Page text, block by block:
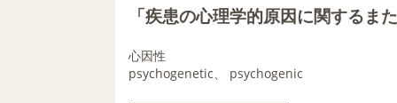
「疾患の心理学的原因に関するま
心因性
psychogenetic、 psychogenic